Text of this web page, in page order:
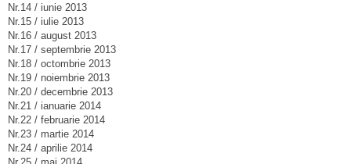
Nr.14 / iunie 2013
Nr.15 / iulie 2013
Nr.16 / august 2013
Nr.17 / septembrie 2013
Nr.18 / octombrie 2013
Nr.19 / noiembrie 2013
Nr.20 / decembrie 2013
Nr.21 / ianuarie 2014
Nr.22 / februarie 2014
Nr.23 / martie 2014
Nr.24 / aprilie 2014